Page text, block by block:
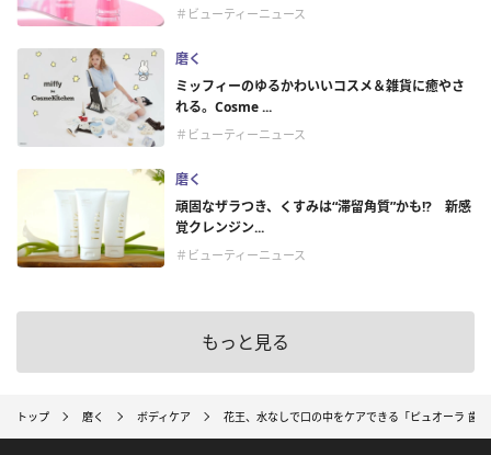
＃ビューティーニュース
磨く
ミッフィーのゆるかわいいコスメ＆雑貨に癒やさ
れる。Cosme ...
＃ビューティーニュース
磨く
頑固なザラつき、くすみは“滞留角質”かも!? 新感
覚クレンジン...
＃ビューティーニュース
もっと見る
トップ 磨く ボディケア 花王、水なしで口の中をケアできる「ピュオーラ 歯